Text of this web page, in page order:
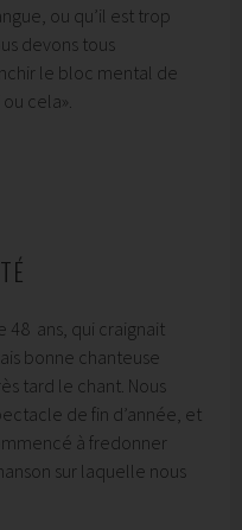
ou qu’il est trop
devons tous
le bloc mental de
cela».
48 ans, qui craignait
bonne chanteuse
tard le chant. Nous
de fin d’année, et
à fredonner
sur laquelle nous